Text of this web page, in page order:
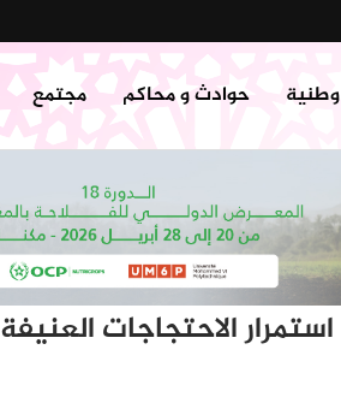
وطنية حوادث و محاكم مجتمع
الاحتجاجات العنيفة